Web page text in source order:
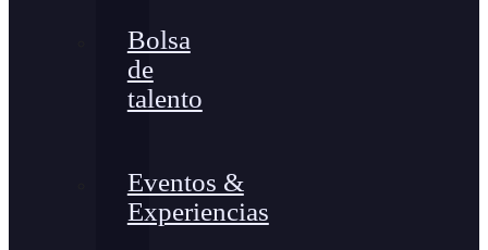
Bolsa
de
talento
Eventos &
Experiencias